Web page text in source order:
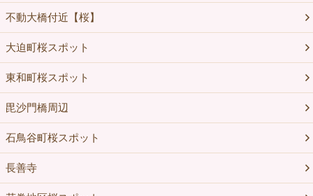
不動大橋付近【桜】
大迫町桜スポット
東和町桜スポット
毘沙門橋周辺
石鳥谷町桜スポット
長善寺